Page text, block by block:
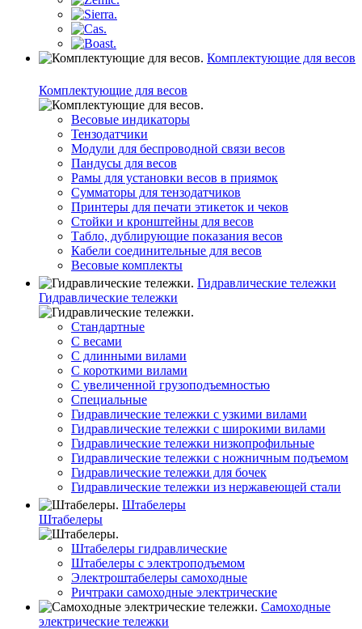
Комплектующие для весов
Комплектующие для весов
Весовые индикаторы
Тензодатчики
Модули для беспроводной связи весов
Пандусы для весов
Рамы для установки весов в приямок
Сумматоры для тензодатчиков
Принтеры для печати этикеток и чеков
Стойки и кронштейны для весов
Табло, дублирующие показания весов
Кабели соединительные для весов
Весовые комплекты
Гидравлические тележки
Гидравлические тележки
Стандартные
С весами
С длинными вилами
С короткими вилами
С увеличенной грузоподъемностью
Специальные
Гидравлические тележки с узкими вилами
Гидравлические тележки с широкими вилами
Гидравлические тележки низкопрофильные
Гидравлические тележки с ножничным подъемом
Гидравлические тележки для бочек
Гидравлические тележки из нержавеющей стали
Штабелеры
Штабелеры
Штабелеры гидравлические
Штабелеры с электроподъемом
Электроштабелеры самоходные
Ричтраки самоходные электрические
Самоходные
электрические тележки